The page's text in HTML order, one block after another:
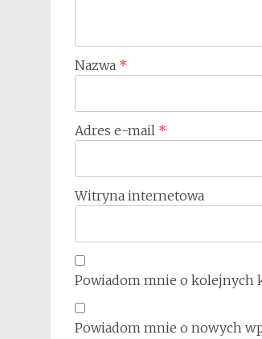
Nazwa *
Adres e-mail *
Witryna internetowa
Powiadom mnie o kolejnych
Powiadom mnie o nowych